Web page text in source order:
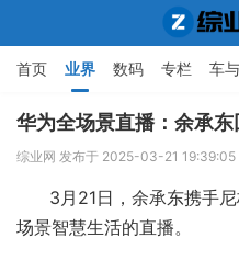
首页 业界 数码 专栏 车
人工智能
华为全场景直播：余承
综业网 发布于 2025-03-21 19:39:05
3月21日，余承东携手
场景智慧生活的直播。